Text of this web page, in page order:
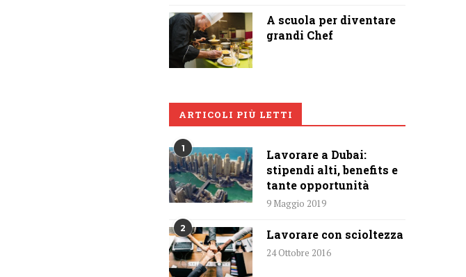
A scuola per diventare
grandi Chef
ARTICOLI PIÙ LETTI
1
Lavorare a Dubai:
stipendi alti, benefits e
tante opportunità
9 Maggio 2019
2 Lavorare con scioltezza
24 Ottobre 2016